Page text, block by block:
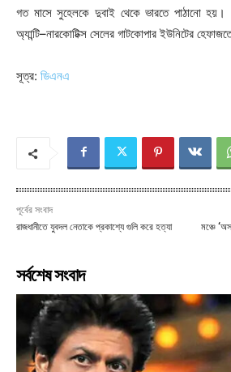
গত মাসে সুহেলকে দুবাই থেকে ভারতে পাঠানো হয়।
অ্যান্টি–নারকোটিক্স সেলের গাটকোপার ইউনিটের
সূত্র: ডিএনএ
পূর্বের সংবাদ
রাজধানীতে যুবদল নেতাকে প্রকাশ্যে গুলি করে হত্যা
মঞ্চে
সর্বশেষ সংবাদ